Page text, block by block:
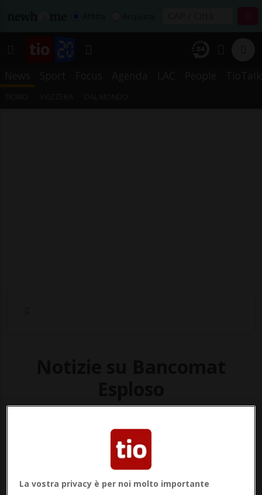
Segui le notizie e gli approfondimenti su
Bancomat Esploso.
La vostra privacy è per noi molto importante